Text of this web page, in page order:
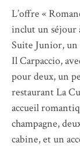
L’offre «
inclut un séjour
Suite Junior,
Il Carpaccio,
pour deux, un
restaurant La
accueil
champagne,
cabine, et un